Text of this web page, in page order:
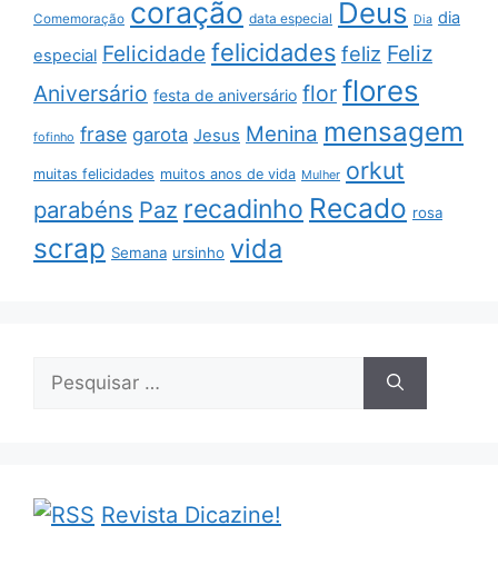
Comemoração coração data especial Deus Dia dia
especial Felicidade felicidades feliz Feliz
Aniversário festa de aniversário flor flores
fofinho frase garota Jesus Menina mensagem
muitas felicidades muitos anos de vida Mulher orkut
parabéns Paz recadinho Recado rosa
scrap Semana ursinho vida
por:
Revista Dicazine!